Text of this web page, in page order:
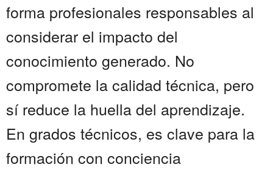
forma profesionales responsables al
considerar el impacto del
conocimiento generado. No
compromete la calidad técnica, pero
sí reduce la huella del aprendizaje.
En grados técnicos, es clave para la
formación con conciencia